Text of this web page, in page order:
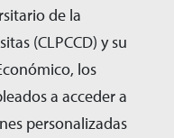
de la
(CLPCCD) y su
los
a acceder a
personalizadas